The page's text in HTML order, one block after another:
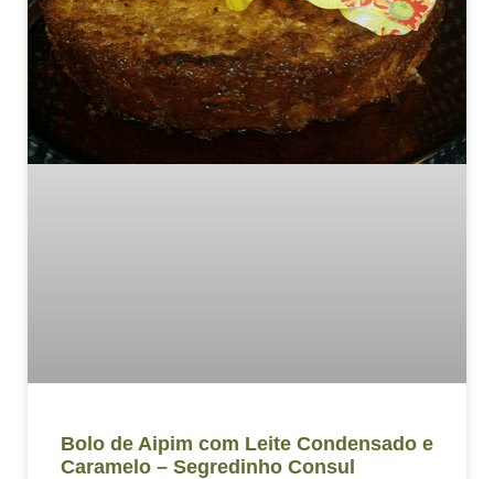
Bolo de Aipim com Leite Condensado e
Caramelo – Segredinho Consul